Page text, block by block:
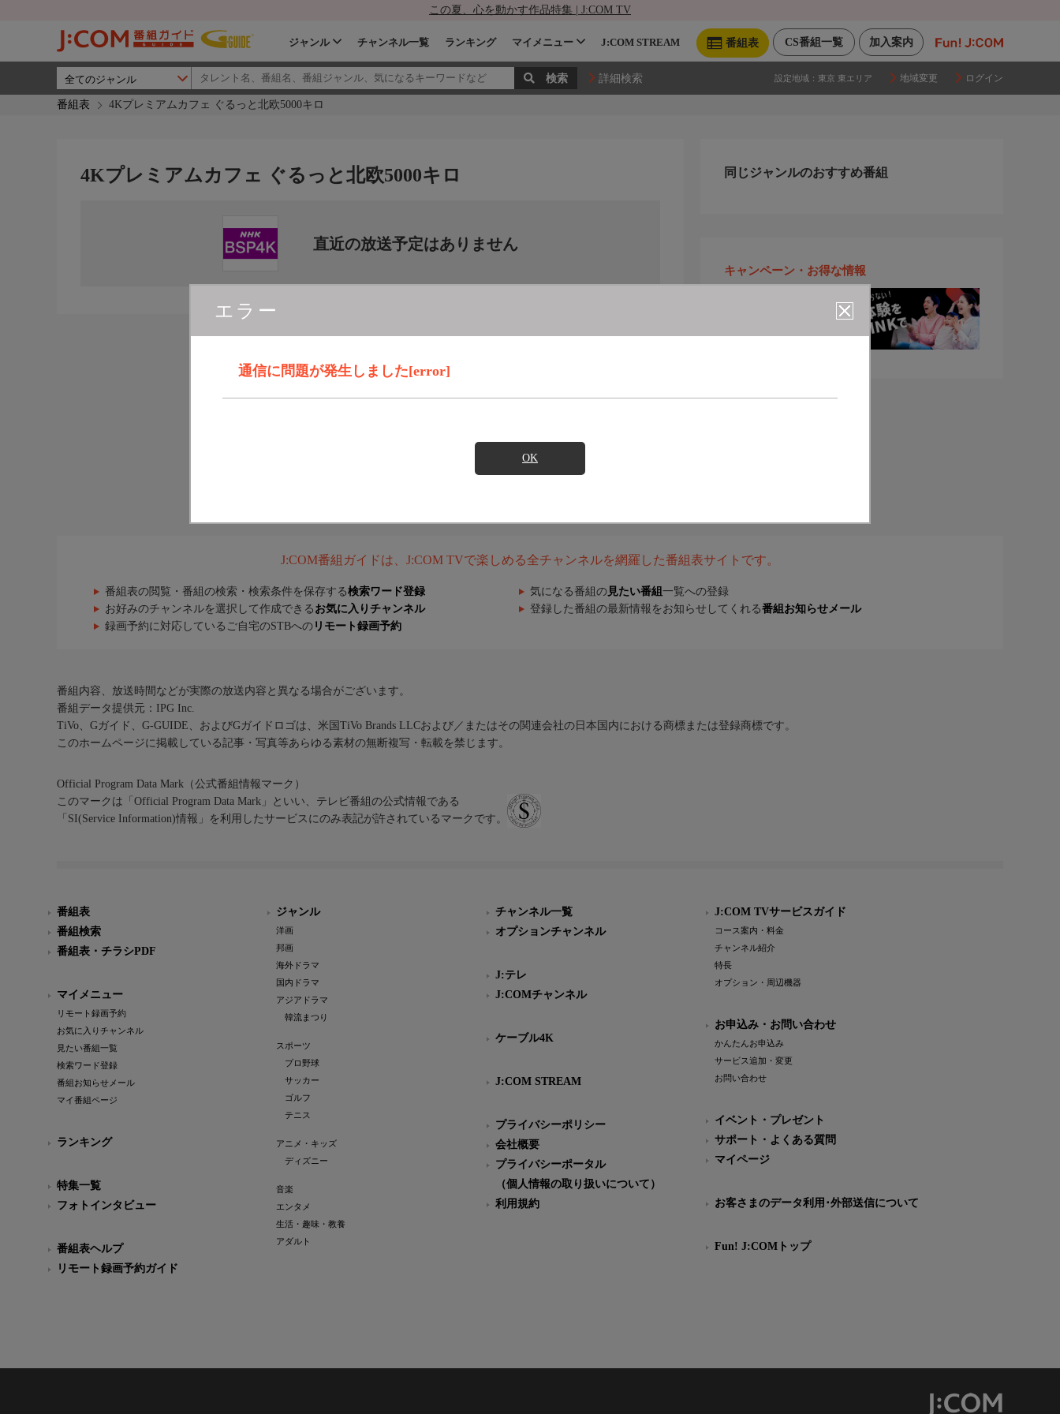
この夏、心を動かす作品特集 | J:COM TV
加入案内
CS番組一覧
番組表
ジャンル チャンネル一覧 ランキング マイメニュー J:COM STREAM
詳細検索 設定地域： 東京 東エリア 地域変更 ログイン
番組表 4Kプレミアムカフェ ぐるっと北欧5000キロ
エラー
通信に問題が発生しました[error]
OK
4Kプレミアムカフェ ぐるっと北欧5000キロ
直近の放送予定はありません
同じジャンルのおすすめ番組
キャンペーン・お得な情報
J:COM番組ガイドは、J:COM TVで楽しめる全チャンネルを網羅した番組表サイトです。
番組表の閲覧・番組の検索・検索条件を保存する検索ワード登録 気になる番組の 見たい番組 一覧への登録
お好みのチャンネルを選択して作成できる お気に入りチャンネル 登録した番組の最新情報をお知らせしてくれる番組お知らせメール
録画予約に対応しているご自宅のSTBへの リモート録画予約
番組内容、放送時間などが実際の放送内容と異なる場合がございます。
番組データ提供元：IPG Inc.
TiVo、Gガイド、G-GUIDE、およびGガイドロゴは、米国TiVo Brands LLCおよび／またはその関連会社の日本国内における商標または登録商標です。
このホームページに掲載している記事・写真等あらゆる素材の無断複写・転載を禁じます。
Official Program Data Mark（公式番組情報マーク）
このマークは「Official Program Data Mark」といい、テレビ番組の公式情報である
「SI(Service Information)情報」を利用したサービスにのみ表記が許されているマークです。
番組表
番組検索
番組表・チラシPDF
マイメニュー
リモート録画予約
お気に入りチャンネル
見たい番組一覧
検索ワード登録
番組お知らせメール
マイ番組ページ
ランキング
特集一覧
フォトインタビュー
番組表ヘルプ
リモート録画予約ガイド
ジャンル
洋画
邦画
海外ドラマ
国内ドラマ
アジアドラマ
韓流まつり
スポーツ
プロ野球
サッカー
ゴルフ
テニス
アニメ・キッズ
ディズニー
音楽
エンタメ
生活・趣味・教養
アダルト
チャンネル一覧
オプションチャンネル
J:テレ
J:COMチャンネル
ケーブル4K
J:COM STREAM
プライバシーポリシー
会社概要
プライバシーポータル
（個人情報の取り扱いについて）
利用規約
J:COM TVサービスガイド
コース案内・料金
チャンネル紹介
特長
オプション・周辺機器
お申込み・お問い合わせ
かんたんお申込み
サービス追加・変更
お問い合わせ
イベント・プレゼント
サポート・よくある質問
マイページ
お客さまのデータ利用･外部送信について
Fun! J:COMトップ